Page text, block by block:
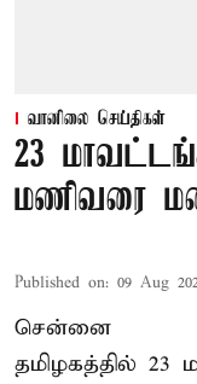
வானிலை செய்திகள்
23
மணிவரை
Published on: 09 Aug
சென்னை
தமிழகத்தில் 23